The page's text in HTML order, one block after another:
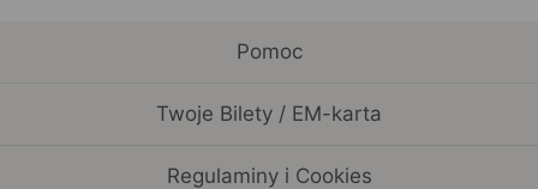
Pomoc
Twoje Bilety / EM-karta
Regulaminy i Cookies